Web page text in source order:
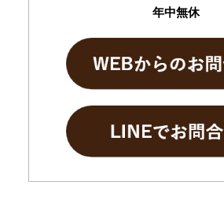
年中無休